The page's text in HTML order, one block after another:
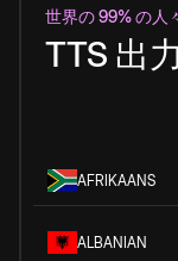
世界の 99% の人
TTS 出
AFRIKAANS
ALBANIAN